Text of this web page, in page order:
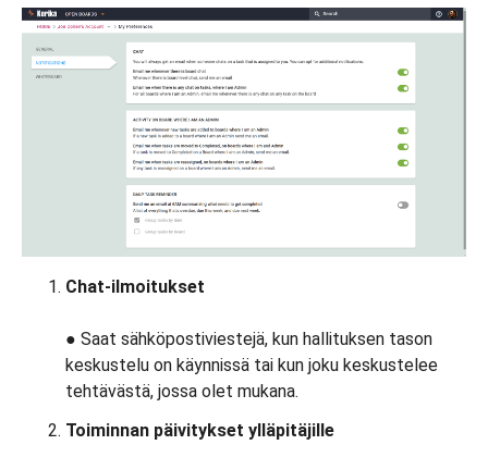
Chat-ilmoitukset
● Saat sähköpostiviestejä, kun hallituksen tason
keskustelu on käynnissä tai kun joku keskustelee
tehtävästä, jossa olet mukana.
Toiminnan päivitykset ylläpitäjille